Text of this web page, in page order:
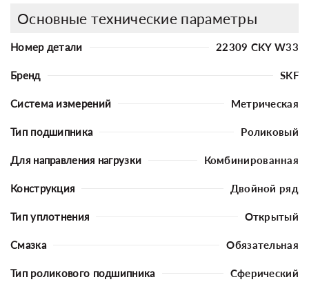
Основные технические параметры
Номер детали 22309 CKY W33
Бренд SKF
Система измерений Метрическая
Тип подшипника Роликовый
Для направления нагрузки Комбинированная
Конструкция Двойной ряд
Тип уплотнения Открытый
Смазка Обязательная
Тип роликового подшипника Сферический